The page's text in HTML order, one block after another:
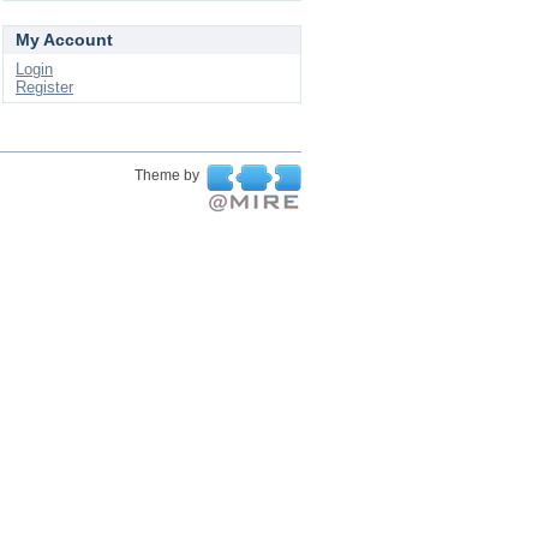
My Account
Login
Register
Theme by